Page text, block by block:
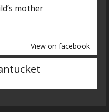
mother
View on facebook